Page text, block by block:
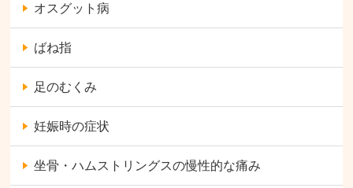
オスグット病
ばね指
足のむくみ
妊娠時の症状
坐骨・ハムストリングスの慢性的な痛み